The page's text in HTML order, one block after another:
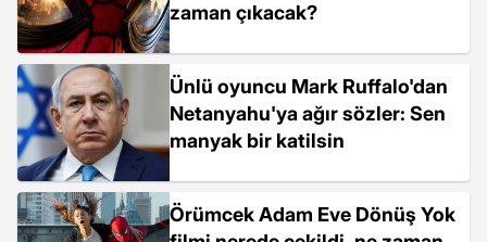
zaman çıkacak?
Ünlü oyuncu Mark Ruffalo'dan
Netanyahu'ya ağır sözler: Sen
manyak bir katilsin
Örümcek Adam Eve Dönüş Yok